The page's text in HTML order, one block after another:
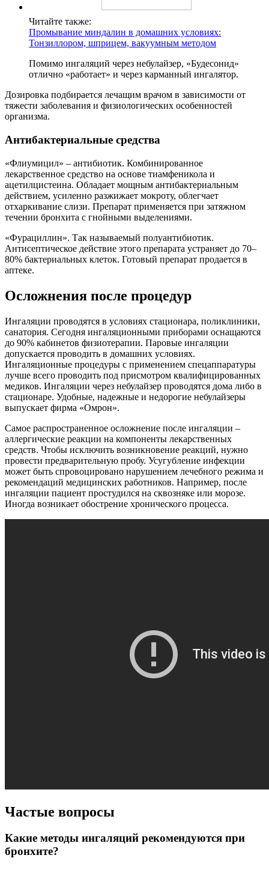
Читайте также:
Промывание миндалин в домашних условиях:
Тонзиллором, шприцем, вакуумным методом
Помимо ингаляций через небулайзер, «Будесонид»
отлично «работает» и через карманный ингалятор.
Дозировка подбирается лечащим врачом в зависимости от
тяжести заболевания и физиологических особенностей
организма.
Антибактериальные средства
«Флиумицил» – антибиотик. Комбинированное
лекарственное средство на основе тиамфеникола и
ацетилцистеина. Обладает мощным антибактериальным
действием, усиленно разжижает мокроту, облегчает
отхаркивание слизи. Препарат применяется при затяжном
течении бронхита с гнойными выделениями.
«Фурациллин». Так называемый полуантибиотик.
Антисептическое действие этого препарата устраняет до 70–
80% бактериальных клеток. Готовый препарат продается в
аптеке.
Осложнения после процедур
Ингаляции проводятся в условиях стационара, поликлиники,
санатория. Сегодня ингаляционными приборами оснащаются
до 90% кабинетов физиотерапии. Паровые ингаляции
допускается проводить в домашних условиях.
Ингаляционные процедуры с применением спецаппаратуры
лучше всего проводить под присмотром квалифицированных
медиков. Ингаляции через небулайзер проводятся дома либо в
стационаре. Удобные, надежные и недорогие небулайзеры
выпускает фирма «Омрон».
Самое распространенное осложнение после ингаляции –
аллергические реакции на компоненты лекарственных
средств. Чтобы исключить возникновение реакций, нужно
провести предварительную пробу. Усугубление инфекции
может быть спровоцировано нарушением лечебного режима и
рекомендаций медицинских работников. Например, после
ингаляции пациент простудился на сквозняке или морозе.
Иногда возникает обострение хронического процесса.
Частые вопросы
Какие методы ингаляций рекомендуются при
бронхите?